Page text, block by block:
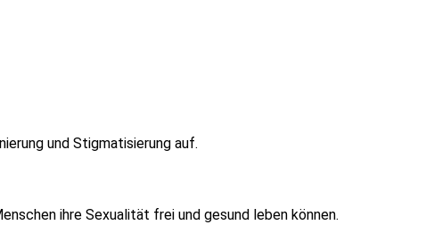
und Stigmatisierung auf.
ihre Sexualität frei und gesund leben können.